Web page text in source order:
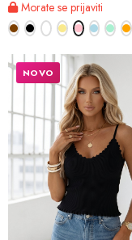
Morate se prijaviti
NOVO